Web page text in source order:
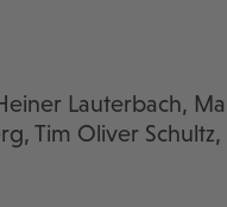
Lauterbach,
Tim Oliver